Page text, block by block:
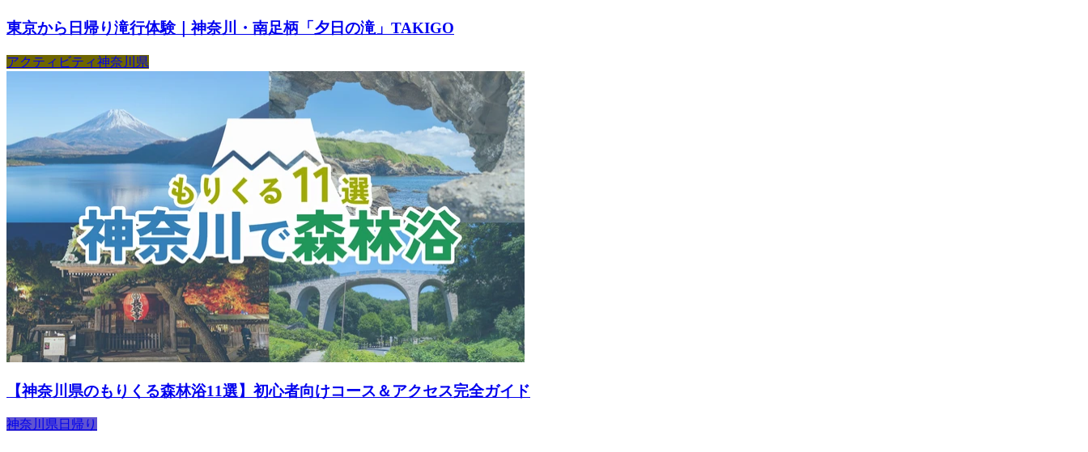
東京から日帰り滝行体験｜神奈川・南足柄「夕日の滝」TAKIGO
アクティビティ神奈川県
【神奈川県のもりくる森林浴11選】初心者向けコース＆アクセス完全ガイド
神奈川県 日帰り